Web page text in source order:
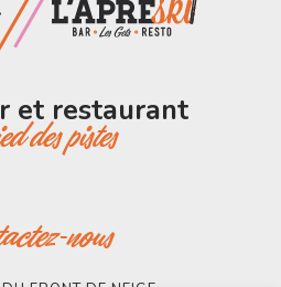
et restaurant
des pistes
nous